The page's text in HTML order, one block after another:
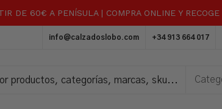
DE 60€ A PENÍSULA | COMPRA ONLINE Y
info@calzadoslobo.com +34 913 664 017